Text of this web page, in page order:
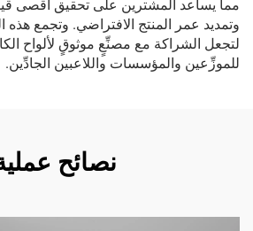
مما يساعد المشترين على تحقيق أقصى
وتمديد عمر المنتج الافتراضي. وتجمع هذه
لتجعل الشراكة مع مصنِّعٍ موثوقٍ لألواح
للموزِّعين والمؤسسات واللاعبين الجادِّين.
نصائح